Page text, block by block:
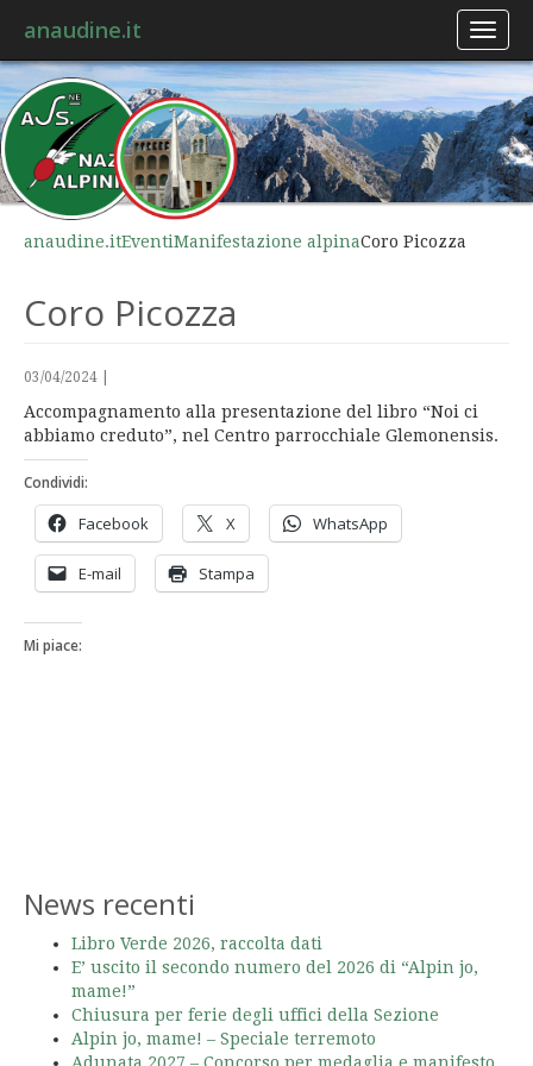
anaudine.it
anaudine.itEventiManifestazione alpinaCoro Picozza
Coro Picozza
03/04/2024
Accompagnamento alla presentazione del libro “Noi ci
abbiamo creduto”, nel Centro parrocchiale Glemonensis.
Condividi:
Facebook X WhatsApp
E-mail Stampa
Mi piace:
News recenti
Libro Verde 2026, raccolta dati
E’ uscito il secondo numero del 2026 di “Alpin jo,
mame!”
Chiusura per ferie degli uffici della Sezione
Alpin jo, mame! – Speciale terremoto